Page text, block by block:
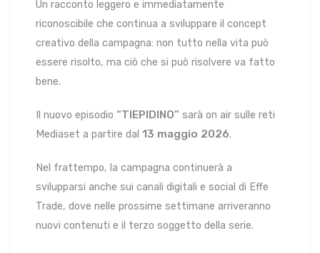
Un racconto leggero e immediatamente
riconoscibile che continua a sviluppare il concept
creativo della campagna: non tutto nella vita può
essere risolto, ma ciò che si può risolvere va fatto
bene.
Il nuovo episodio “TIEPIDINO” sarà on air sulle reti
Mediaset a partire dal 13 maggio 2026.
Nel frattempo, la campagna continuerà a
svilupparsi anche sui canali digitali e social di Effe
Trade, dove nelle prossime settimane arriveranno
nuovi contenuti e il terzo soggetto della serie.